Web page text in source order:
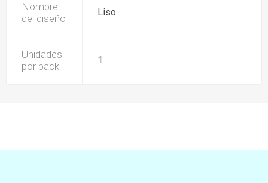
Nombre
del diseño
Liso
Unidades
por pack
1